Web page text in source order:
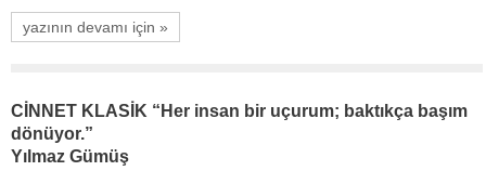
yazının devamı için »
CİNNET KLASİK “Her insan bir uçurum; baktıkça başım
dönüyor.”
Yılmaz Gümüş